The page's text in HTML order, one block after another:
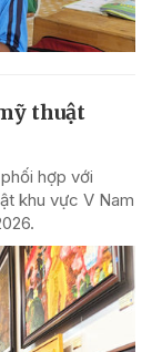
thuật
hợp với
khu vực V Nam